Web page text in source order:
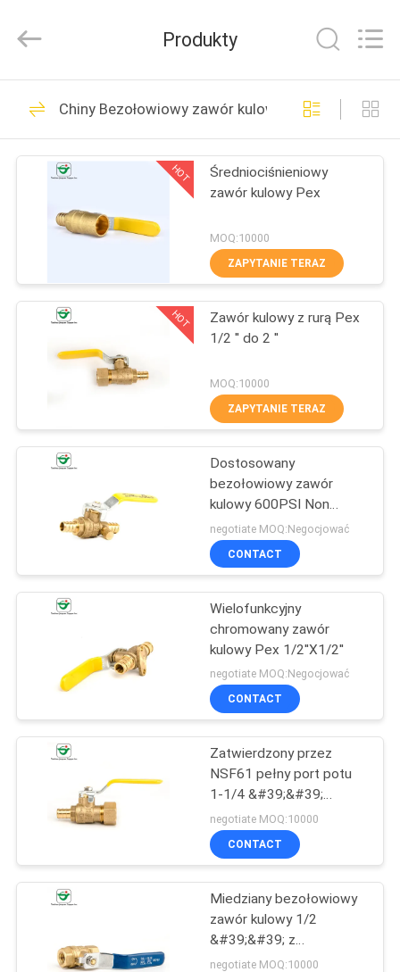
DOM
PRODUKTY
WYCIECZKA
FABRYCE
JAKOŚCI
SKONTAKTUJ
NAMI
AKTUALNOŚCI
O
WYCENĘ
SITEMAP
PRIVACY
POLICY
Ltd..
Reserved.
Mocowanie
wciskane
26
Miedziane złączki
wciskane
21
Złączki rurowe
Bezołowiowy zawór
kulowy
28
Mosiężny zawór
odcinający
27
Produkty
Chiny Bezołowiowy zawór kulowy
HOT
Średniociśnieniowy
zawór kulowy Pex
MOQ:10000
ZAPYTANIE TERAZ
HOT
Zawór kulowy z rurą Pex
1/2 '' do 2 ''
MOQ:10000
ZAPYTANIE TERAZ
Dostosowany
bezołowiowy zawór
kulowy 600PSI Non
Shock WOG
negotiate MOQ:Negocjować
CONTACT
Wielofunkcyjny
chromowany zawór
kulowy Pex 1/2''X1/2''
negotiate MOQ:Negocjować
CONTACT
Zatwierdzony przez
NSF61 pełny port potu
1-1/4 &#39;&#39;
Mosiężny bezołowiowy
zawór kulowy
negotiate MOQ:10000
CONTACT
Miedziany bezołowiowy
zawór kulowy 1/2
&#39;&#39; z
platerowanymi stalowymi
negotiate MOQ:10000